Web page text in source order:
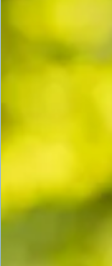
Pressekontakt